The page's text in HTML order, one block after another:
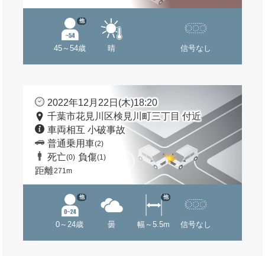
45～54歳
他
晴 信号なし
2022年12月22日(木)18:20
千葉市花見川区検見川町三丁目 付近
車両相互 小破事故
普通乗用車(2)
死亡(0) 負傷(1)
距離271m
0～24歳
他
曇 幅～5.5m
他
信号なし